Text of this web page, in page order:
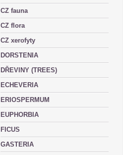
CZ fauna
CZ flora
CZ xerofyty
DORSTENIA
DŘEVINY (TREES)
ECHEVERIA
ERIOSPERMUM
EUPHORBIA
FICUS
GASTERIA